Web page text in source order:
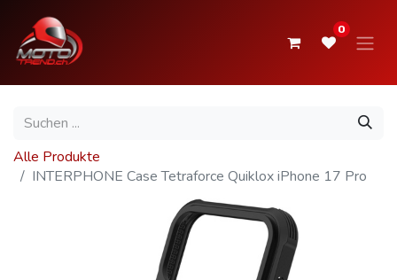
0
Alle Produkte
INTERPHONE Case Tetraforce Quiklox iPhone 17 Pro